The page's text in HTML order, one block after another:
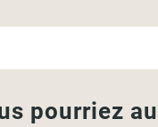
pourriez